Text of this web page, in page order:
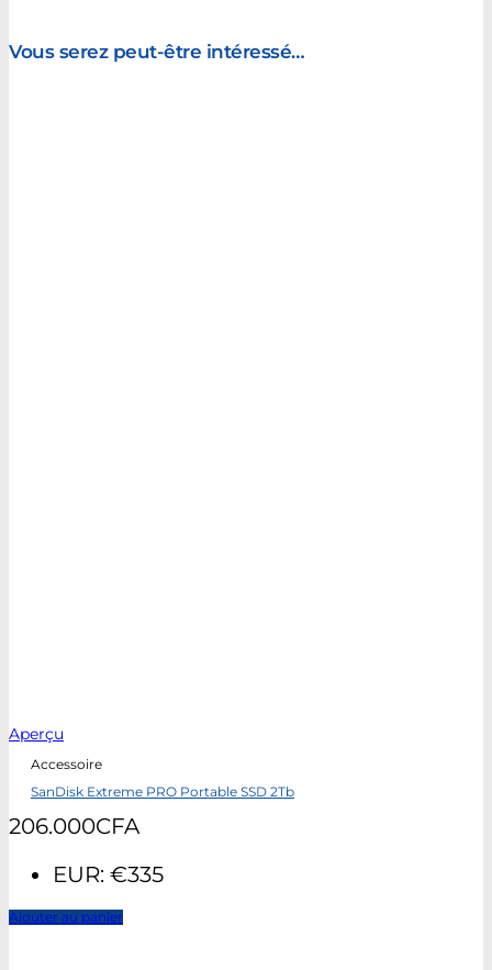
Vous serez peut-être intéressé…
Aperçu
Accessoire
SanDisk Extreme PRO Portable SSD 2Tb
206.000CFA
EUR: €335
Ajouter au panier